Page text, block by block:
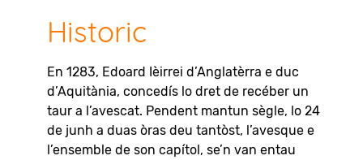
Historic
En 1283, Edoard Ièirrei d’Anglatèrra e duc
d’Aquitània, concedís lo dret de recéber un
taur a l’avescat. Pendent mantun sègle, lo 24
de junh a duas òras deu tantòst, l’avesque e
l’ensemble de son capítol, se’n van entau